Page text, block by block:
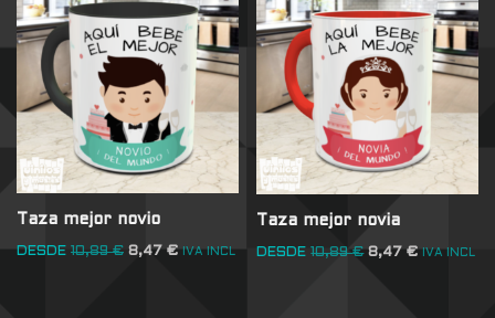
Taza mejor novio
DESDE 10,89€ 8,47€ IVA INCL
Taza mejor novia
DESDE 10,89€ 8,47€ IVA INCL